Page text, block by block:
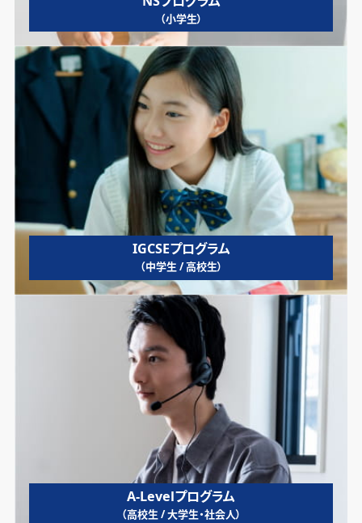
（小学生）
IGCSEプログラム
（中学生 / 高校生）
A-Levelプログラム
（高校生 / 大学生・社会人）